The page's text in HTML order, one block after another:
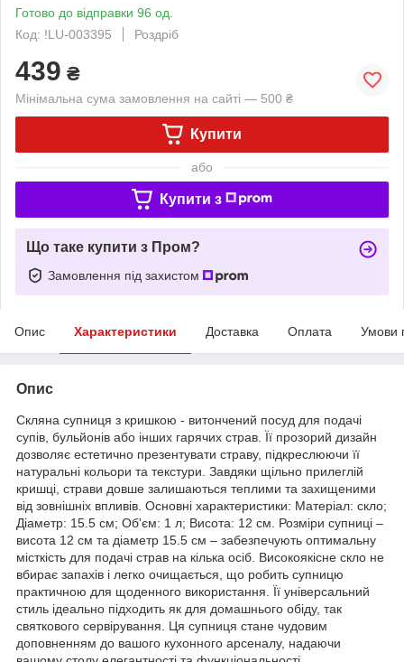
Готово до відправки 96 од.
Код: !LU-003395
Роздріб
439 ₴
Мінімальна сума замовлення на сайті — 500 ₴
Купити
або
Купити з
Що таке купити з Пром?
Замовлення під захистом
Опис Характеристики Доставка Оплата Умови
Опис
Скляна супниця з кришкою - витончений посуд для подачі
супів, бульйонів або інших гарячих страв. Її прозорий дизайн
дозволяє естетично презентувати страву, підкреслюючи її
натуральні кольори та текстури. Завдяки щільно прилеглій
кришці, страви довше залишаються теплими та захищеними
від зовнішніх впливів. Основні характеристики: Матеріал: скло;
Діаметр: 15.5 см; Об'єм: 1 л; Висота: 12 см. Розміри супниці –
висота 12 см та діаметр 15.5 см – забезпечують оптимальну
місткість для подачі страв на кілька осіб. Високоякісне скло не
вбирає запахів і легко очищається, що робить супницю
практичною для щоденного використання. Її універсальний
стиль ідеально підходить як для домашнього обіду, так
святкового сервірування. Ця супниця стане чудовим
доповненням до вашого кухонного арсеналу, надаючи